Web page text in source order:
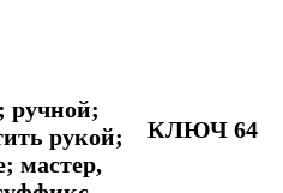
ручной;
рукой;
мастер,
КЛЮЧ 64